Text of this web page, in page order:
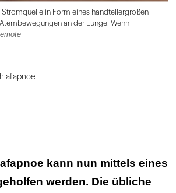
öffnen
in Form eines handtellergroßen
an der Lunge. Wenn
kann nun mittels eines
werden. Die übliche